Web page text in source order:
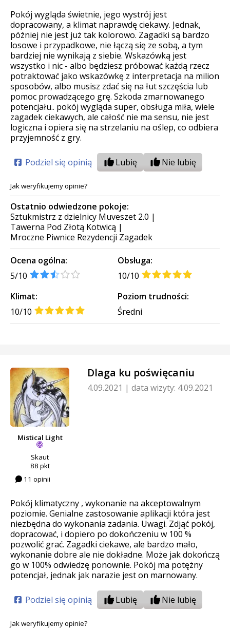
Pokój wygląda świetnie, jego wystrój jest
dopracowany, a klimat naprawdę ciekawy. Jednak,
później nie jest już tak kolorowo. Zagadki są bardzo
losowe i przypadkowe, nie łączą się ze sobą, a tym
bardziej nie wynikają z siebie. Wskazówką jest
wszystko i nic - albo będziesz próbować każdą rzecz
potraktować jako wskazówkę z interpretacja na milion
sposobów, albo musisz zdać się na łut szczęścia lub
pomoc prowadzącego grę. Szkoda zmarnowanego
potencjału.. pokój wygląda super, obsługa miła, wiele
zagadek ciekawych, ale całość nie ma sensu, nie jest
logiczna i opiera się na strzelaniu na oślep, co odbiera
przyjemność z gry.
Podziel się opinią Lubię Nie lubię
Jak weryfikujemy opinie?
Ostatnio odwiedzone pokoje:
Sztukmistrz z dzielnicy Muveszet 2.0 |
Tawerna Pod Złotą Kotwicą |
Mroczne Piwnice Rezydencji Zagadek
Ocena ogólna:
5/10
Obsługa:
10/10
Klimat:
10/10
Poziom trudności:
Średni
Mistical Light
Skaut
88 pkt
11 opinii
Dlaga ku poświęcaniu
4.09.2021 | data wizyty: 4.09.2021
Pokój klimatyczny , wykonanie na akceptowalnym
poziomie. Genialne zastosowanie aplikacji która jest
niezbędna do wykonania zadania. Uwagi. Zdjąć pokój,
dopracować, i dopiero po dokończeniu w 100 %
pozwolić grać. Zagadki ciekawe, ale bardzo mało,
wykonanie dobre ale nie dokładne. Może jak dokończą
go w 100% odwiedzę ponownie. Pokój ma potężny
potencjał, jednak jak narazie jest on marnowany.
Podziel się opinią Lubię Nie lubię
Jak weryfikujemy opinie?